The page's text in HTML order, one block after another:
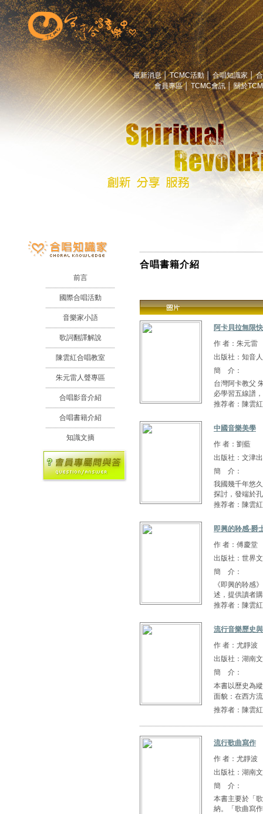
最新消息│ TCMC活動│ 合唱知識家│
會員專區│ TCMC會訊│ 關於
前言
國際合唱活動
音樂家小語
歌詞翻譯解說
陳雲紅合唱教室
朱元雷人聲專區
合唱影音介紹
合唱書籍介紹
知識文摘
合唱書籍介紹
阿卡貝拉無限
作 者：朱元雷
出版社：知音
簡 介：
台灣阿卡教父
必學習五線譜
推荐者：陳雲紅
中國音樂美學
作 者：劉藍
出版社：文津
簡 介：
我國幾千年悠
探討，發端於
推荐者：陳雲紅
即興的聆感-爵
作 者：傅慶堂
出版社：世界
簡 介：
《即興的聆感
述，提供讀者
推荐者：陳雲紅
流行音樂歷史
作 者：尤靜波
出版社：湖南
簡 介：
本書以歷史為
面貌：在西方
推荐者：陳雲紅
流行歌曲寫作
作 者：尤靜波
出版社：湖南
簡 介：
本書主要於「
納。「歌曲寫